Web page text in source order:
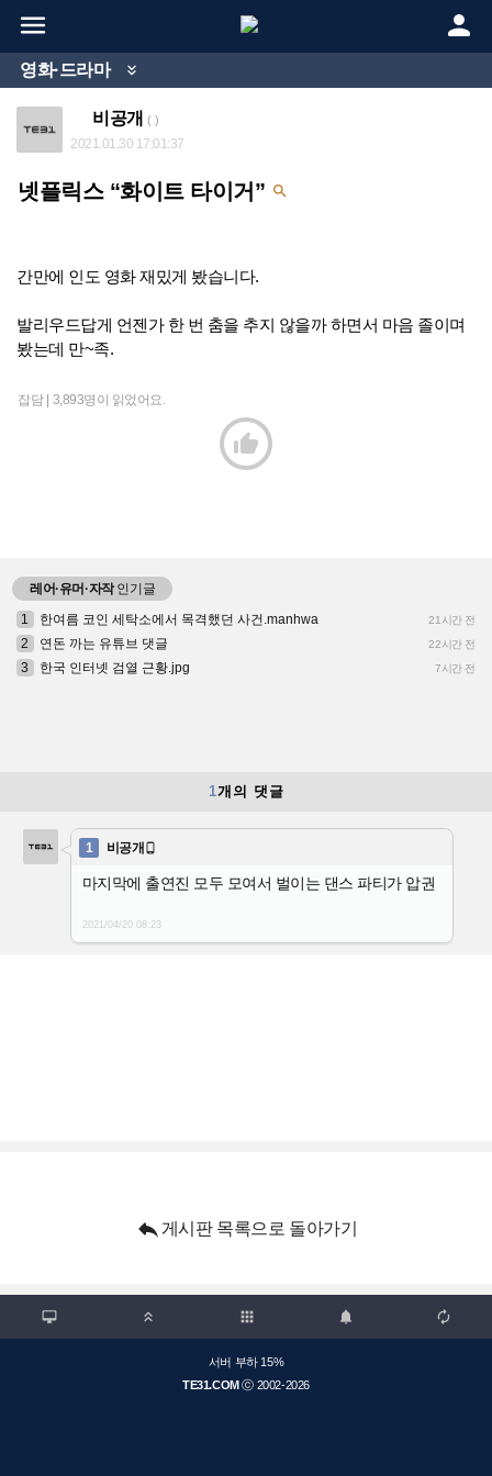
 
영화·드라마 
비공개 ( )
2021.01.30 17:01:37
넷플릭스 “화이트 타이거” 
간만에 인도 영화 재밌게 봤습니다.
발리우드답게 언젠가 한 번 춤을 추지 않을까 하면서 마음 졸이며
봤는데 만~족.
잡담 | 3,893명이 읽었어요.

레어·유머·자작인기글
1
한여름 코인 세탁소에서 목격했던 사건.manhwa 21시간 전
2 연돈 까는 유튜브 댓글 22시간 전
3 한국 인터넷 검열 근황.jpg 7시간 전
1개의 댓글
1 비공개 
마지막에 출연진 모두 모여서 벌이는 댄스 파티가 압권
2021/04/2008:23
 게시판 목록으로 돌아가기
  apps  
서버 부하 15%
TE31.COMⓒ 2002-2026